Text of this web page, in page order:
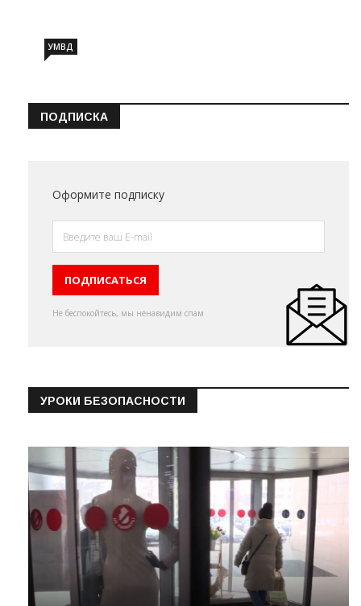
УМВД
ПОДПИСКА
Оформите подписку
Не беспокойтесь, мы ненавидим спам
УРОКИ БЕЗОПАСНОСТИ